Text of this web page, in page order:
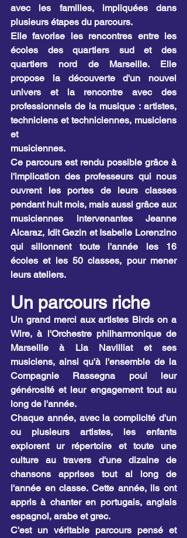
avec les familles, impliquées dans
plusieurs étapes du parcours.
Elle favorise les rencontres entre les
écoles des quartiers sud et des
quartiers nord de Marseille. Elle
propose la découverte d'un nouvel
univers et la rencontre avec des
professionnels de la musique : artistes,
techniciens et techniciennes, musiciens
et
musiciennes.
Ce parcours est rendu possible grâce à
l'implication des professeurs qui nous
ouvrent les portes de leurs classes
pendant huit mois, mais aussi grâce aux
musiciennes intervenantes Jeanne
Alcaraz, Idit Gezin et Isabelle Lorenzino
qui sillonnent toute l'année les 16
écoles et les 50 classes, pour mener
leurs ateliers.
Un parcours riche
Un grand merci aux artistes Birds on a
Wire, à l'Orchestre philharmonique de
Marseille à Lia Navilliat et ses
musiciens, ainsi qu'à l'ensemble de la
Compagnie Rassegna poui leur
générosité et leur engagement tout au
long de l'année.
Chaque année, avec la complicité d'un
ou plusieurs artistes, les enfants
explorent ur répertoire et toute une
culture au travers d'une dizaine de
chansons apprises tout al long de
l'année en classe. Cette année, ils ont
appris à chanter en portugais, anglais
espagnol, arabe et grec.
C'est un véritable parcours pensé et